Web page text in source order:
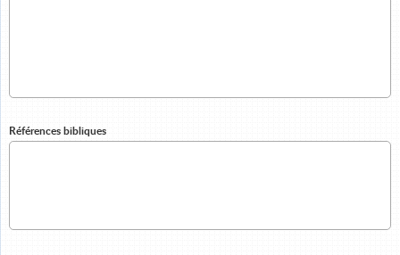
Références bibliques